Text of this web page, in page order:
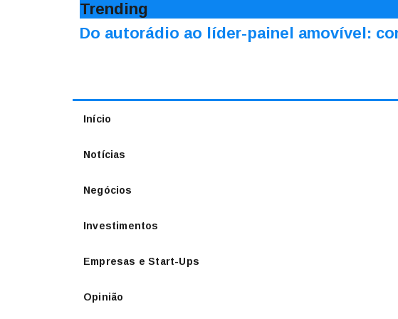
Trending
Do autorádio ao líder-painel amovível:
Início
Notícias
Negócios
Investimentos
Empresas e Start-Ups
Opinião